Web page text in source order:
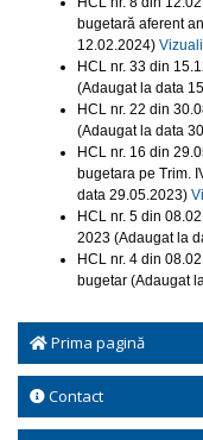
Prima pagină
Contact
bugetară aferent
12.02.2024)
HCL nr. 33 din
(Adaugat la data
HCL nr. 22 din
(Adaugat la data
HCL nr. 16 din
bugetara pe Trim.
data 29.05.2023)
HCL nr. 5 din
2023 (Adaugat la
HCL nr. 4 din
bugetar (Adaugat